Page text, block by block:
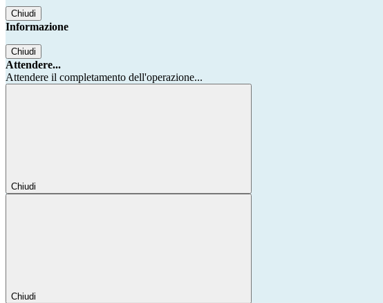
Chiudi
Informazione
Chiudi
Attendere...
Attendere il completamento dell'operazione...
Chiudi
Chiudi